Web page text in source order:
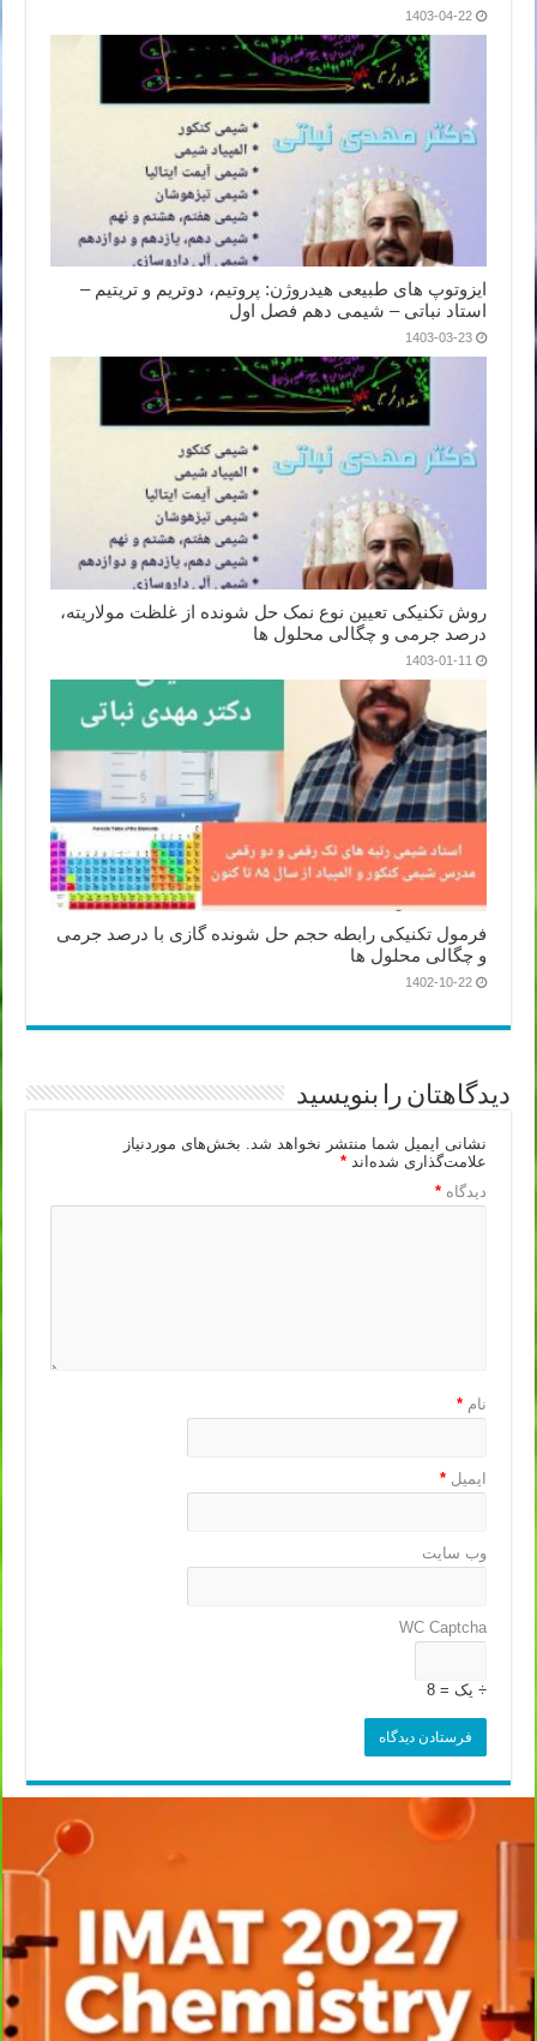
1403-04-22
ایزوتوپ های طبیعی هیدروژن: پروتیم، دوتریم و تریتیم –
استاد نباتی – شیمی دهم فصل اول
1403-03-23
روش تکنیکی تعیین نوع نمک حل شونده از غلظت مولاریته،
درصد جرمی و چگالی محلول ها
1403-01-11
فرمول تکنیکی رابطه حجم حل شونده گازی با درصد جرمی
و چگالی محلول ها
1402-10-22
دیدگاهتان را بنویسید
نشانی ایمیل شما منتشر نخواهد شد. بخش‌های موردنیاز
علامت‌گذاری شده‌اند*
دیدگاه*
نام*
ایمیل*
وب‌ سایت
WC Captcha
÷ یک = 8